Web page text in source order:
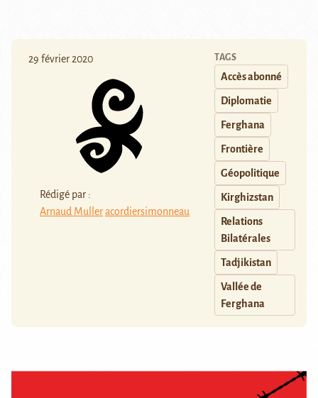
29 février 2020
Rédigé par :
Arnaud Mulleracordiersimonneau
TAGS
Accès abonné
Diplomatie
Ferghana
Frontière
Géopolitique
Kirghizstan
Relations
Bilatérales
Tadjikistan
Vallée de
Ferghana